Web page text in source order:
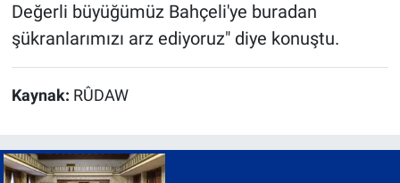
Değerli büyüğümüz Bahçeli'ye buradan
şükranlarımızı arz ediyoruz" diye konuştu.
Kaynak: RÛDAW